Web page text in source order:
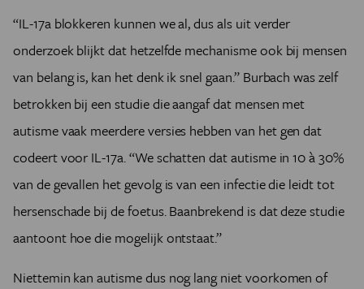
“IL-17a blokkeren kunnen we al, dus als uit verder
onderzoek blijkt dat hetzelfde mechanisme ook bij mensen
van belang is, kan het denk ik snel gaan.” Burbach was zelf
betrokken bij een studie die aangaf dat mensen met
autisme vaak meerdere versies hebben van het gen dat
codeert voor IL-17a. “We schatten dat autisme in 10 à 30%
van de gevallen het gevolg is van een infectie die leidt tot
hersenschade bij de foetus. Baanbrekend is dat deze studie
aantoont hoe die mogelijk ontstaat.”
Niettemin kan autisme dus nog lang niet voorkomen of